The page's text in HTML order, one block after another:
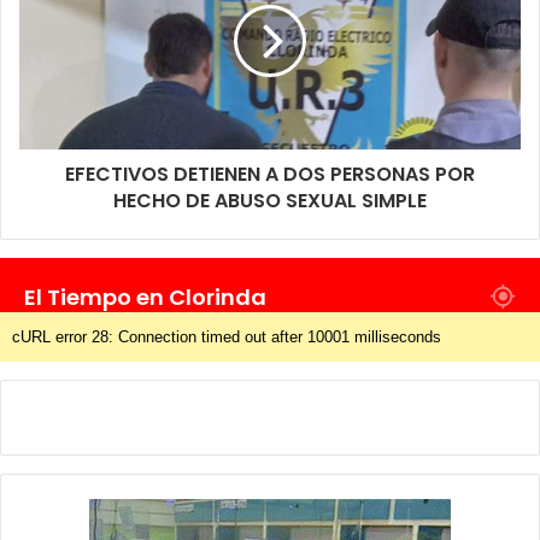
EFECTIVOS DETIENEN A DOS PERSONAS POR
HECHO DE ABUSO SEXUAL SIMPLE
El Tiempo en Clorinda
cURL error 28: Connection timed out after 10001 milliseconds